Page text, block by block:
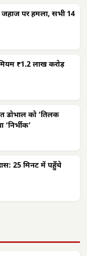
पर हमला, सभी 14
₹1.2 लाख करोड़
डोभाल को ‘तिलक
25 मिनट में पहुँचे